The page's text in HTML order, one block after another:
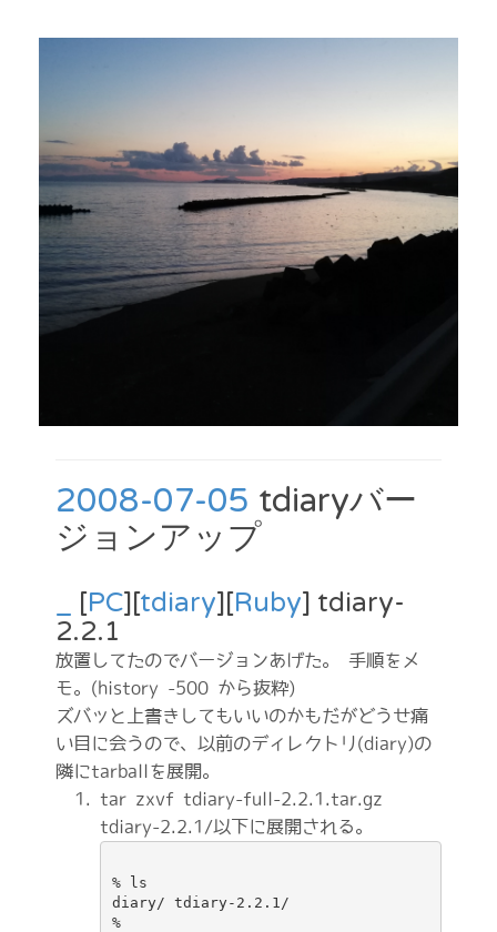
2008-07-05 tdiaryバー
ジョンアップ
[PC][tdiary][Ruby] tdiary-
2.2.1
放置してたのでバージョンあげた。 手順をメ
モ。(history -500 から抜粋)
ズバッと上書きしてもいいのかもだがどうせ痛
い目に会うので、以前のディレクトリ(diary)の
隣にtarballを展開。
tar zxvf tdiary-full-2.2.1.tar.gz
tdiary-2.2.1/以下に展開される。
% ls
diary/ tdiary-2.2.1/
%